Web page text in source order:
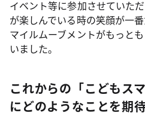
イベント等に参加させていた
が楽しんでいる時の笑顔が一
マイルムーブメントがもっと
いました。
これからの「こどもス
にどのようなことを期